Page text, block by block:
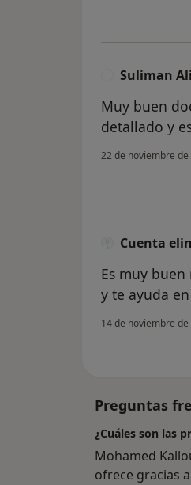
Suliman
Muy buen
detallado y
22 de noviembre de
Cuenta
Es muy
y te ayuda
14 de noviembre
Preguntas
¿Cuáles son las
Mohamed
ofrece gracias